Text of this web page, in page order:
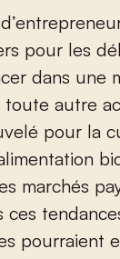
pour les
dans une
toute autre
pour la
marchés
pourraient